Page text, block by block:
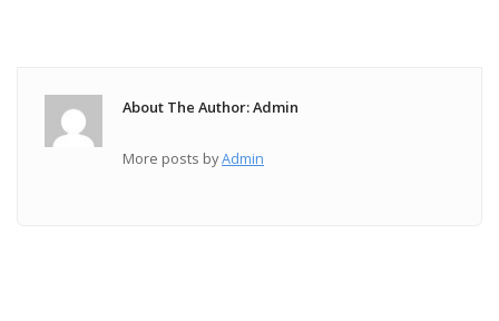
About The Author: Admin
More posts byAdmin